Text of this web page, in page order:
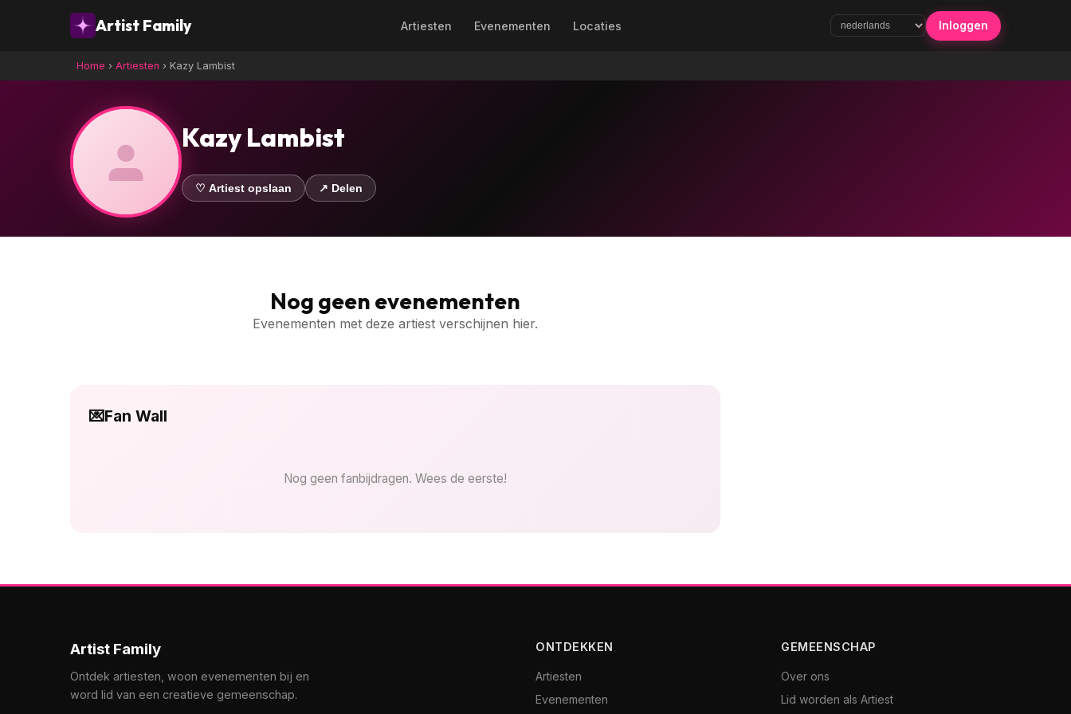
Artist Family Artiesten Evenementen Locaties Inloggen
Home › Artiesten › Kazy Lambist
Kazy Lambist
♡ Artiest opslaan ↗ Delen
Nog geen evenementen
Evenementen met deze artiest verschijnen hier.
💌Fan Wall
Nog geen fanbijdragen. Wees de eerste!
Artist Family
Ontdek artiesten, woon evenementen bij en
word lid van een creatieve gemeenschap.
ONTDEKKEN
Artiesten
Evenementen
GEMEENSCHAP
Over ons
Lid worden als Artiest